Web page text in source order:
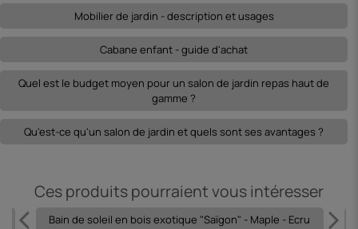
Mobilier de jardin - description et usages
Cabane enfant - guide d'achat
Quel est le budget moyen pour un salon de jardin repas haut de
gamme ?
Qu'est-ce qu'un salon de jardin et quels sont ses avantages ?
Ces produits pourraient vous intéresser
Bain de soleil en bois exotique "Saïgon" - Maple - Ecru